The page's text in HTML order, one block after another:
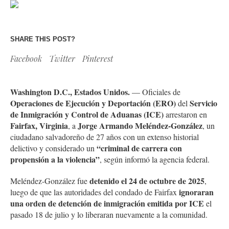
SHARE THIS POST?
Facebook Twitter Pinterest
Washington D.C., Estados Unidos.— Oficiales de
Operaciones de Ejecución y Deportación (ERO)del Servicio
de Inmigración y Control de Aduanas (ICE)arrestaron en
Fairfax, Virginia, a Jorge Armando Meléndez-González, un
ciudadano salvadoreño de 27 años con un extenso historial
delictivo y considerado un “criminal de carrera con
propensión a la violencia”, según informó la agencia federal.
Meléndez-González fuedetenido el 24 de octubre de 2025,
luego de que las autoridades del condado de Fairfax ignoraran
una orden de detención de inmigración emitida por ICE el
pasado 18 de julio y lo liberaran nuevamente a la comunidad.